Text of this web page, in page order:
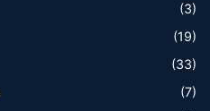
(3)
(19)
(33)
(7)